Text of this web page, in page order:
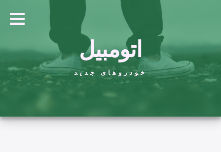
اتومبیل
خودروهای جدید